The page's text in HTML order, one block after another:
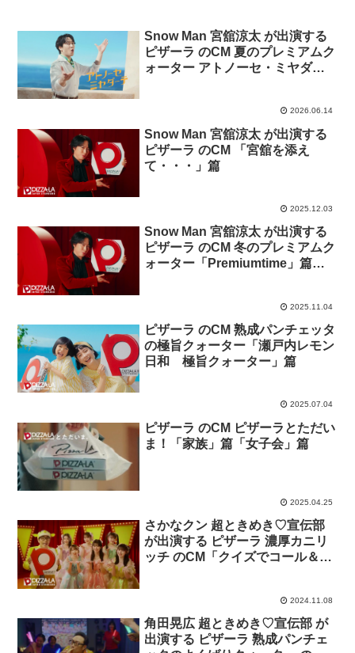
Snow Man 宮舘涼太 が出演する
ピザーラ のCM 夏のプレミアムク
ォーター アトノーセ・ミヤダー
2026.06.14
Snow Man 宮舘涼太 が出演する
ピザーラ のCM 「宮舘を添え
て・・・」篇
2025.12.03
Snow Man 宮舘涼太 が出演する
ピザーラ のCM 冬のプレミアムク
ォーター「Premiumtime」篇
2025.11.04
ピザーラ のCM 熟成パンチェッタ
の極旨クォーター「瀬戸内レモン
日和 極旨クォーター」篇
2025.07.04
ピザーラ のCM ピザーラとただい
ま！「家族」篇「女子会」篇
2025.04.25
さかなクン 超ときめき♡宣伝部
が出演する ピザーラ 濃厚カニリ
ッチ のCM「クイズでコール＆レ
2024.11.08
角田晃広 超ときめき♡宣伝部 が
出演する ピザーラ 熟成パンチェ